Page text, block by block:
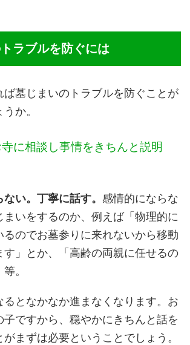
ラブルを防ぐには
ば墓じまいのトラブルを防ぐことが
か。
に相談し事情をきちんと説明
い。丁寧に話す。 感情的にならな
まいをするのか、例えば「物理的に
るのでお墓参りに来れないから移動
す」とか、「高齢の両親に任せるの
。
るとなかなか進まなくなります。お
子ですから、穏やかにきちんと話を
まずは必要ということでしょう。